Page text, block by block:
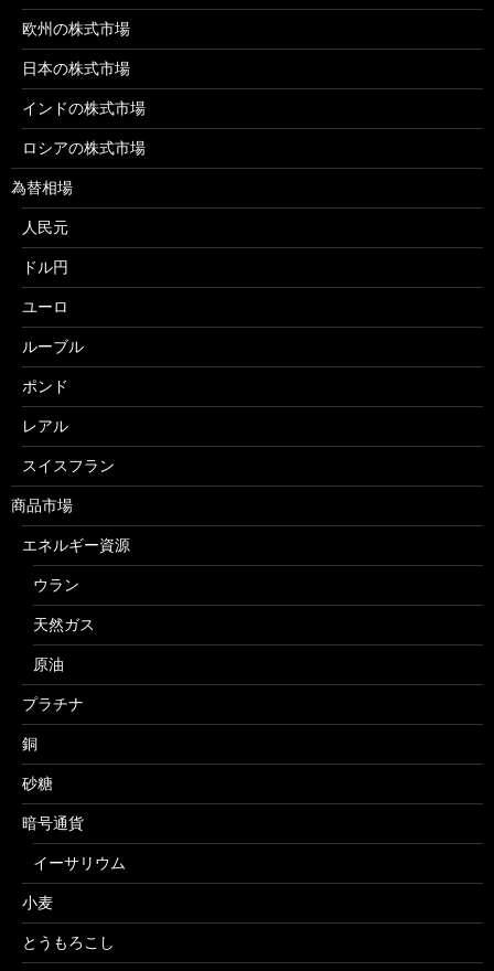
欧州の株式市場
日本の株式市場
インドの株式市場
ロシアの株式市場
為替相場
人民元
ドル円
ユーロ
ルーブル
ポンド
レアル
スイスフラン
商品市場
エネルギー資源
ウラン
天然ガス
原油
プラチナ
銅
砂糖
暗号通貨
イーサリウム
小麦
とうもろこし